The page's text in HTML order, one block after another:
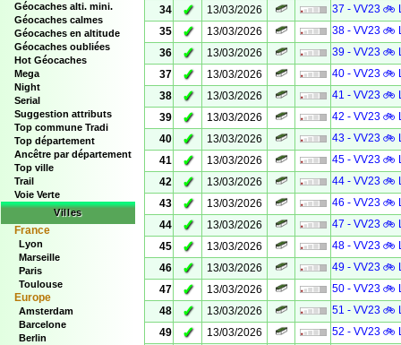
Géocaches alti. mini.
Géocaches calmes
Géocaches en altitude
Géocaches oubliées
Hot Géocaches
Mega
Night
Serial
Suggestion attributs
Top commune Tradi
Top département
Ancêtre par département
Top ville
Trail
Voie Verte
Villes
France
Lyon
Marseille
Paris
Toulouse
Europe
Amsterdam
Barcelone
Berlin
34
✓ 13/03/2026
37 - VV23 🚲
35
✓ 13/03/2026
38 - VV23 🚲
36
✓ 13/03/2026
39 - VV23 🚲
37
✓ 13/03/2026
40 - VV23 🚲
38
✓ 13/03/2026
41 - VV23 🚲
39
✓ 13/03/2026
42 - VV23 🚲
40
✓ 13/03/2026
43 - VV23 🚲
41
✓ 13/03/2026
45 - VV23 🚲
42
✓ 13/03/2026
44 - VV23 🚲
43
✓ 13/03/2026
46 - VV23 🚲
44
✓ 13/03/2026
47 - VV23 🚲
45
✓ 13/03/2026
48 - VV23 🚲
46
✓ 13/03/2026
49 - VV23 🚲
47
✓ 13/03/2026
50 - VV23 🚲
48
✓ 13/03/2026
51 - VV23 🚲
49
✓ 13/03/2026
52 - VV23 🚲